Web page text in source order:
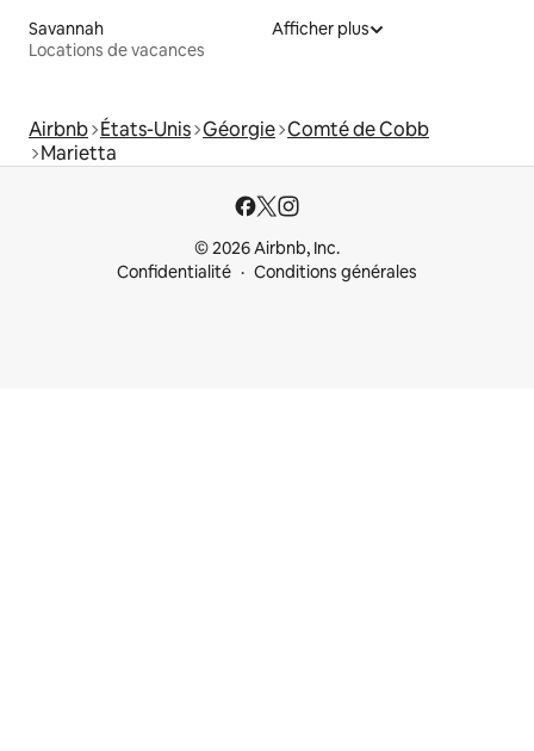
Savannah
Locations de vacances
Afficher plus
Airbnb États-Unis Géorgie Comté de Cobb
Marietta
© 2026 Airbnb, Inc.
Confidentialité
Conditions générales